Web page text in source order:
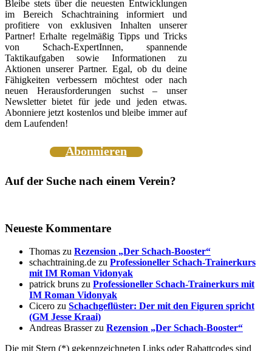
Bleibe stets über die neuesten Entwicklungen
im Bereich Schachtraining informiert und
profitiere von exklusiven Inhalten unserer
Partner! Erhalte regelmäßig Tipps und Tricks
von Schach-ExpertInnen, spannende
Taktikaufgaben sowie Informationen zu
Aktionen unserer Partner. Egal, ob du deine
Fähigkeiten verbessern möchtest oder nach
neuen Herausforderungen suchst – unser
Newsletter bietet für jede und jeden etwas.
Abonniere jetzt kostenlos und bleibe immer auf
dem Laufenden!
Abonnieren
Auf der Suche nach einem Verein?
Neueste Kommentare
Thomas zu Rezension „Der Schach-Booster“
schachtraining.de zu Professioneller Schach-Trainerkurs
mit IM Roman Vidonyak
patrick bruns zu Professioneller Schach-Trainerkurs mit
IM Roman Vidonyak
Cicero zu Schachgeflüster: Der mit den Figuren spricht
(GM Jesse Kraai)
Andreas Brasserzu Rezension „Der Schach-Booster“
Die mit Stern (*) gekennzeichneten Links oder Rabattcodes sind